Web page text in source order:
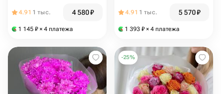
4.91 1 тыс. 4 580₽
1 145 ₽ × 4 платежа
4.91 1 тыс. 5 570₽
1 393 ₽ × 4 платежа
-25%